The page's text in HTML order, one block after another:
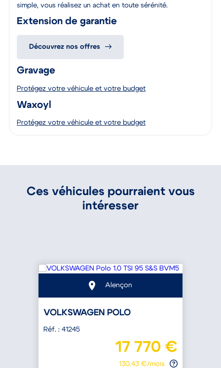
simple, vous réalisez un achat en toute sérénité.
Extension de garantie
Découvrez nos offres
Gravage
Protégez votre véhicule et votre budget
Waxoyl
Protégez votre véhicule et votre budget
Ces véhicules pourraient vous
intéresser
Alençon
VOLKSWAGEN POLO
Réf. : 41245
17 770 €
130.43 €/mois